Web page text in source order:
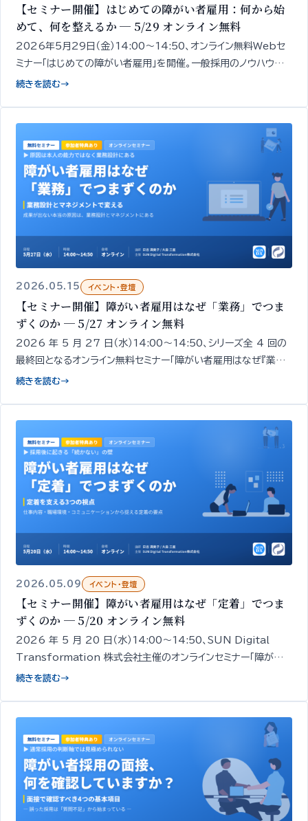
【セミナー開催】はじめての障がい者雇用：何から始
めて、何を整えるか ─ 5/29 オンライン無料
2026年5月29日（金）14:00〜14:50、オンライン無料Webセ
ミナー「はじめての障がい者雇用」を開催。一般採用のノウハウだ
けでは進まない領域だからこそ、進め方の全体像と「最初の一手」
続きを読む→
2026.05.15 イベント・登壇
【セミナー開催】障がい者雇用はなぜ「業務」でつま
ずくのか ─ 5/27 オンライン無料
2026 年 5 月 27 日（水）14:00〜14:50、シリーズ全 4 回の
最終回となるオンライン無料セミナー「障がい者雇用はなぜ『業務』
でつまずくのか」を開催します。採用・定着の次にくる「業務での戦
続きを読む→
2026.05.09 イベント・登壇
【セミナー開催】障がい者雇用はなぜ「定着」でつま
ずくのか ─ 5/20 オンライン無料
2026 年 5 月 20 日（水）14:00〜14:50、SUN Digital
Transformation 株式会社主催のオンラインセミナー「障がい
者雇用はなぜ『定着』でつまずくのか ─ 定着を支える 3 つの視
続きを読む→